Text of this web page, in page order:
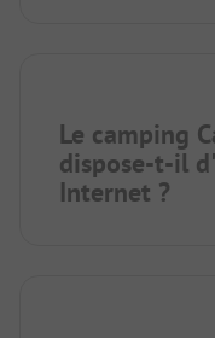
Le camping
dispose-t-il
Internet ?